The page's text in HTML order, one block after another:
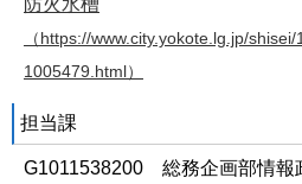
防火水槽
（https://www.city.yokote.lg.jp/
1005479.html）
担当課
G1011538200 総務企画部情報